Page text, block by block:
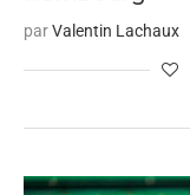
parValentin Lachaux